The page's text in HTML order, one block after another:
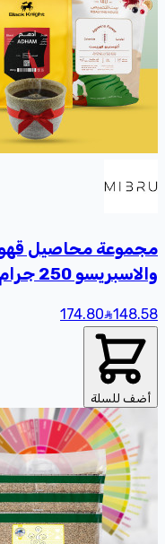
مجموعة محاصيل
148.58
174.80
أضف للسلة